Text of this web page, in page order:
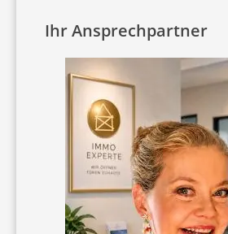
Ihr Ansprechpartner